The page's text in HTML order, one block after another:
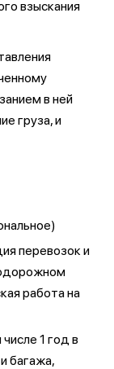
взыскания
в ней
груза, и
перевозок и
работа на
1 год в
багажа,